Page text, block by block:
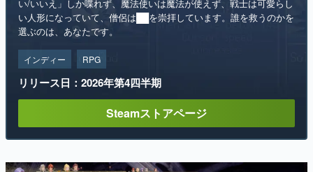
い/いいえ」しか喋れず、魔法使いは魔法が使えず、戦士は可愛らし
い人形になっていて、僧侶は██を崇拝しています。誰を救うのかを
選ぶのは、あなたです。
インディー RPG
リリース日：2026年第4四半期
Steamストアページ